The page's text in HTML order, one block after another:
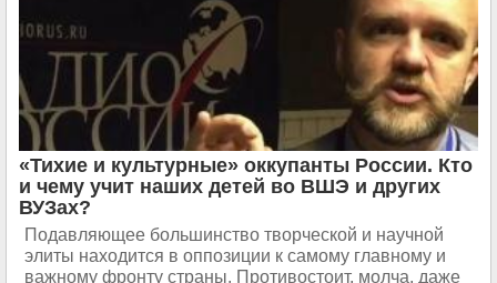
«Тихие и культурные» оккупанты России. Кто
и чему учит наших детей во ВШЭ и других
ВУЗах?
Подавляющее большинство творческой и научной
элиты находится в оппозиции к самому главному и
важному фронту страны. Противостоит, молча, даже